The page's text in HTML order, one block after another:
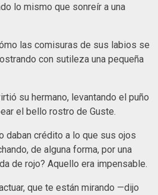
lo mismo que sonreír a una
las comisuras de sus labios se
con sutileza una pequeña
su hermano, levantando el puño
el bello rostro de Guste.
daban crédito a lo que sus ojos
de alguna forma, por una
de rojo? Aquello era impensable.
que te están mirando —dijo